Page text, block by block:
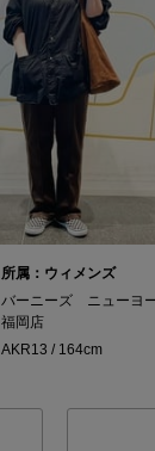
所属：ウィメンズ
バーニーズ ニューヨ
福岡店
AKR13 / 164cm